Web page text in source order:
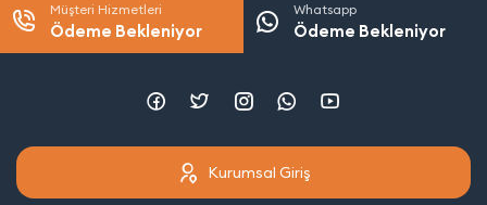
Müşteri Hizmetleri
Ödeme Bekleniyor
Whatsapp
Ödeme Bekleniyor
Kurumsal Giriş